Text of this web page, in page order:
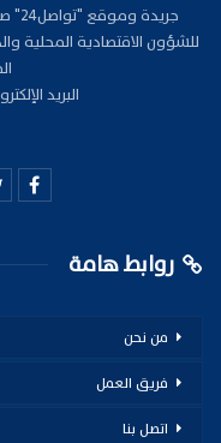
للشؤون الاقتصادية المحلية
البريد
روابط هامة
من نحن
فريق العمل
اتصل بنا